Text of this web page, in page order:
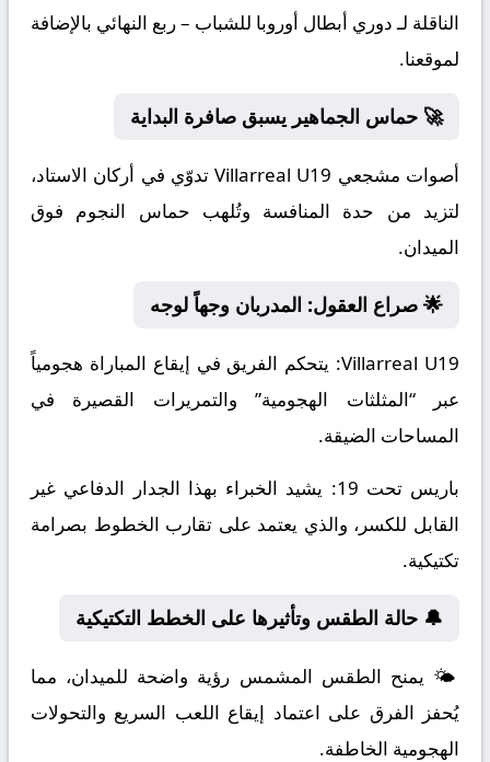
الناقلة لـ دوري أبطال أوروبا للشباب – ربع النهائي بالإضافة
لموقعنا.
🚀 حماس الجماهير يسبق صافرة البداية
أصوات مشجعي Villarreal U19 تدوّي في أركان الاستاد،
لتزيد من حدة المنافسة وتُلهب حماس النجوم فوق
الميدان.
🌟 صراع العقول: المدربان وجهاً لوجه
Villarreal U19: يتحكم الفريق في إيقاع المباراة هجومياً
عبر “المثلثات الهجومية” والتمريرات القصيرة في
المساحات الضيقة.
باريس تحت 19:
يشيد الخبراء بهذا الجدار الدفاعي غير
القابل للكسر، والذي يعتمد على تقارب الخطوط بصرامة
تكتيكية.
🔔 حالة الطقس وتأثيرها على الخطط التكتيكية
🌤️ يمنح الطقس المشمس رؤية واضحة للميدان، مما
يُحفز الفرق على اعتماد إيقاع اللعب السريع والتحولات
الهجومية الخاطفة.